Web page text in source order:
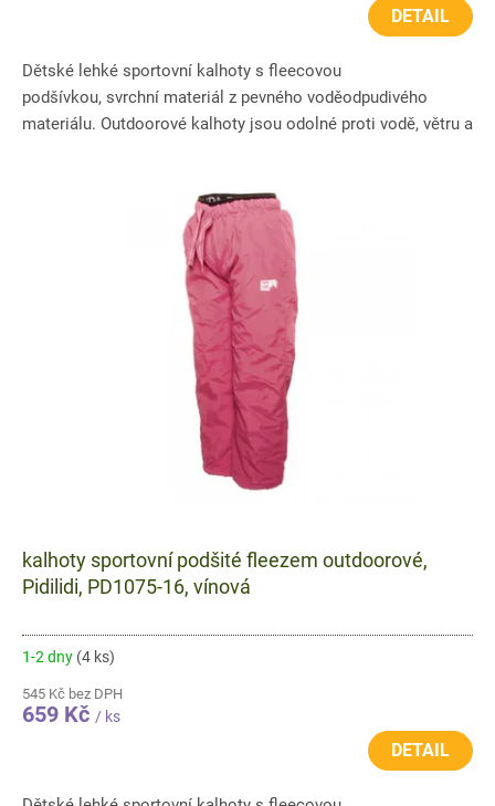
DETAIL
Dětské lehké sportovní kalhoty s fleecovou
podšívkou, svrchní materiál z pevného voděodpudivého
materiálu. Outdoorové kalhoty jsou odolné proti vodě, větru a
kalhoty sportovní podšité fleezem outdoorové,
Pidilidi, PD1075-16, vínová
1-2 dny (4 ks)
545 Kč bez DPH
659 Kč / ks
DETAIL